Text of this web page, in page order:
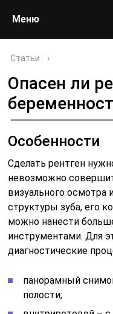
Меню
Статьи ›
Опасен ли
Особенности
Сделать рентген
невозможно
визуального осмотра
структуры зуба, его
можно нанести
инструментами. Для
диагностические
панорамный
полости;